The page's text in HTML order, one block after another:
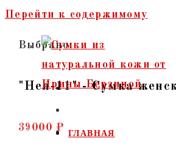
Перейти к содержимому
ГЛАВНАЯ
Выбрано:
"Нея-11" - Сумка
39000 ₽